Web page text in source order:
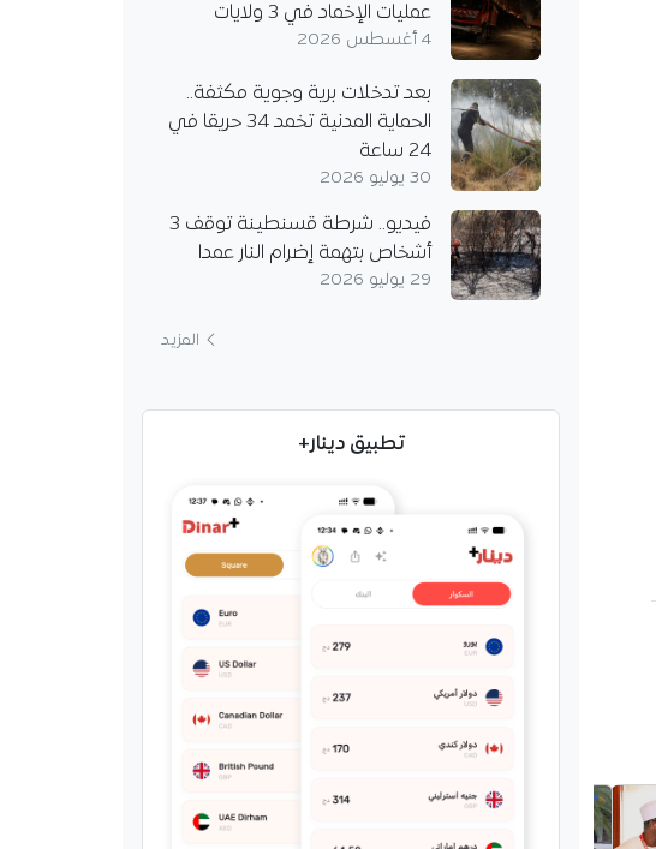
عمليات الإخماد في 3 ولايات
4 أغسطس 2026
بعد تدخلات برية وجوية مكثفة..
الحماية المدنية تخمد 34 حريقا في
24 ساعة
30 يوليو 2026
فيديو.. شرطة قسنطينة توقف 3
أشخاص بتهمة إضرام النار عمدا
29 يوليو 2026
المزيد
تطبيق دينار+